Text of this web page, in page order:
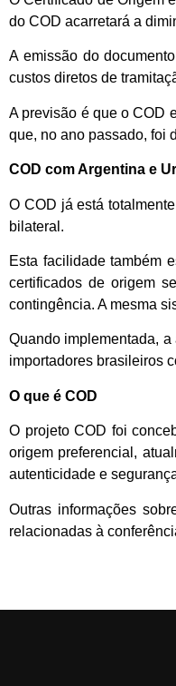
do COD acarretará a
A emissão do
custos diretos de
A previsão é que o COD
que, no ano passado, foi
COD com Argentina e
O COD já está
bilateral.
Esta facilidade também
certificados de origem
contingência. A mesma
Quando implementada,
importadores brasileiros
O que é COD
O projeto COD foi
origem preferencial,
autenticidade e
Outras informações
relacionadas à